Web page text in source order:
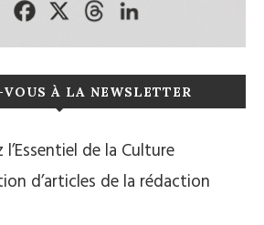
VOUS À LA NEWSLETTER
l’Essentiel de la Culture
d’articles de la rédaction